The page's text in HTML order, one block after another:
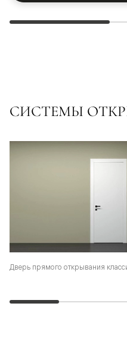
СИСТЕМЫ
Дверь прямого открывания